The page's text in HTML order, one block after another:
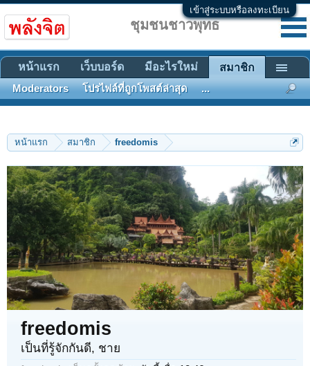
เข้าสู่ระบบหรือลงทะเบียน
หน้าแรก สมาชิก freedomis
freedomis
เป็นที่รู้จักกันดี, ชาย
ชุมชนชาวพุทธ
หน้าแรก เว็บบอร์ด มีอะไรใหม่ สมาชิก
Moderators โปรไฟล์ที่ถูกโพสต์ล่าสุด ...